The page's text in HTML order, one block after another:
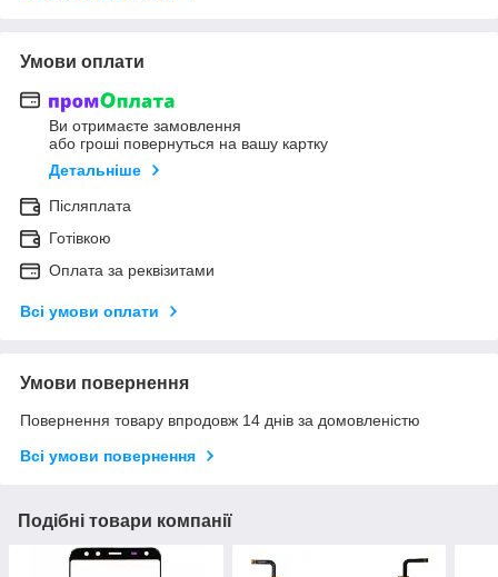
Умови оплати
Ви отримаєте замовлення
або гроші повернуться на вашу картку
Детальніше
Післяплата
Готівкою
Оплата за реквізитами
Всі умови оплати
Умови повернення
Повернення товару впродовж 14 днів за домовленістю
Всі умови повернення
Подібні товари компанії